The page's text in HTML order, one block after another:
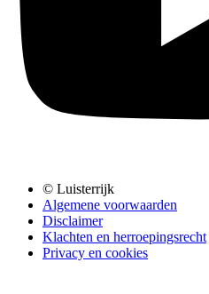
© Luisterrijk
Algemene voorwaarden
Disclaimer
Klachten en herroepingsrecht
Privacy en cookies